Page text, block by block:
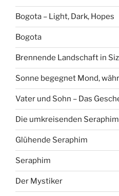
Bogota – Light, Dark, Hopes
Bogota
Brennende Landschaft in
Sonne begegnet Mond,
Vater und Sohn – Das
Die umkreisenden Seraphim
Glühende Seraphim
Seraphim
Der Mystiker